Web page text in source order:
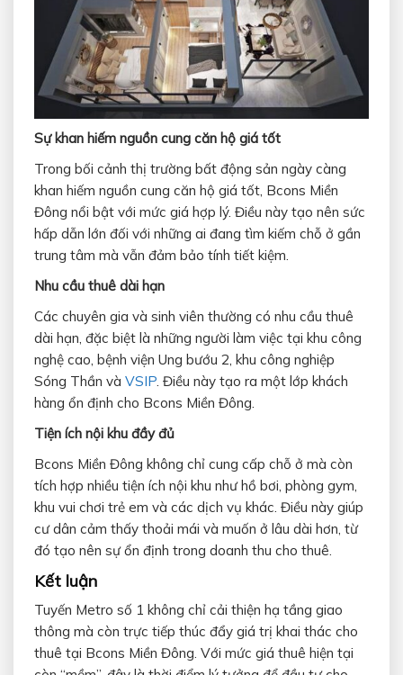
Sự khan hiếm nguồn cung căn hộ giá tốt
Trong bối cảnh thị trường bất động sản ngày càng
khan hiếm nguồn cung căn hộ giá tốt, Bcons Miền
Đông nổi bật với mức giá hợp lý. Điều này tạo nên sức
hấp dẫn lớn đối với những ai đang tìm kiếm chỗ ở gần
trung tâm mà vẫn đảm bảo tính tiết kiệm.
Nhu cầu thuê dài hạn
Các chuyên gia và sinh viên thường có nhu cầu thuê
dài hạn, đặc biệt là những người làm việc tại khu công
nghệ cao, bệnh viện Ung bướu 2, khu công nghiệp
Sóng Thần và VSIP. Điều này tạo ra một lớp khách
hàng ổn định cho Bcons Miền Đông.
Tiện ích nội khu đầy đủ
Bcons Miền Đông không chỉ cung cấp chỗ ở mà còn
tích hợp nhiều tiện ích nội khu như hồ bơi, phòng gym,
khu vui chơi trẻ em và các dịch vụ khác. Điều này giúp
cư dân cảm thấy thoải mái và muốn ở lâu dài hơn, từ
đó tạo nên sự ổn định trong doanh thu cho thuê.
Kết luận
Tuyến Metro số 1 không chỉ cải thiện hạ tầng giao
thông mà còn trực tiếp thúc đẩy giá trị khai thác cho
thuê tại Bcons Miền Đông. Với mức giá thuê hiện tại